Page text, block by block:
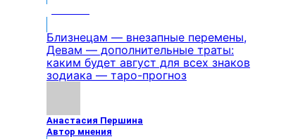
Близнецам — внезапные перемены,
Девам — дополнительные траты:
каким будет август для всех знаков
зодиака — таро-прогноз
Анастасия Першина
Автор мнения